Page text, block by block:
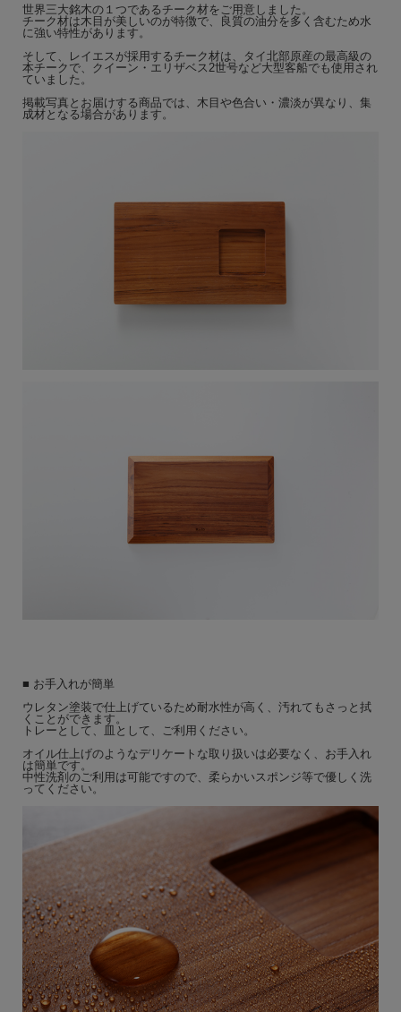
世界三大銘木の１つであるチーク材をご用意しました。
チーク材は木目が美しいのが特徴で、良質の油分を多く含むため水
に強い特性があります。
そして、レイエスが採用するチーク材は、タイ北部原産の最高級の
本チークで、クイーン・エリザベス2世号など大型客船でも使用され
ていました。
掲載写真とお届けする商品では、木目や色合い・濃淡が異なり、集
成材となる場合があります。
■ お手入れが簡単
ウレタン塗装で仕上げているため耐水性が高く、汚れてもさっと拭
くことができます。
トレーとして、皿として、ご利用ください。
オイル仕上げのようなデリケートな取り扱いは必要なく、お手入れ
は簡単です。
中性洗剤のご利用は可能ですので、柔らかいスポンジ等で優しく洗
ってください。